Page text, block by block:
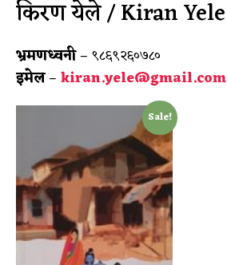
किरण येले / Kiran Yele
भ्रमणध्वनी– ९८६९२६०७८०
इमेल–kiran.yele@gmail.com
Sale!